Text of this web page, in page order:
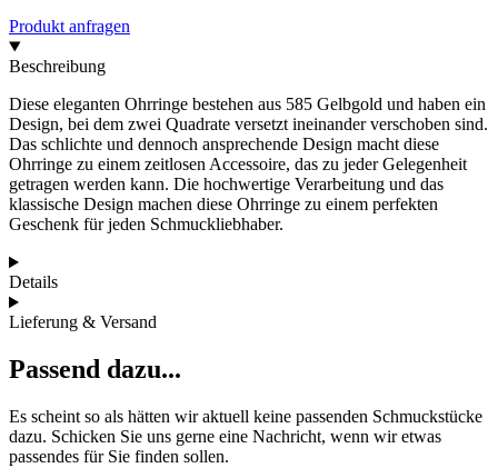
Produkt anfragen
Beschreibung
Diese eleganten Ohrringe bestehen aus 585 Gelbgold und haben ein
Design, bei dem zwei Quadrate versetzt ineinander verschoben sind.
Das schlichte und dennoch ansprechende Design macht diese
Ohrringe zu einem zeitlosen Accessoire, das zu jeder Gelegenheit
getragen werden kann. Die hochwertige Verarbeitung und das
klassische Design machen diese Ohrringe zu einem perfekten
Geschenk für jeden Schmuckliebhaber.
Details
Lieferung & Versand
Passend dazu...
Es scheint so als hätten wir aktuell keine passenden Schmuckstücke
dazu. Schicken Sie uns gerne eine Nachricht, wenn wir etwas
passendes für Sie finden sollen.